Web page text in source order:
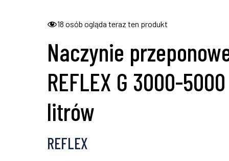
18 osób ogląda teraz ten produkt
Naczynie
REFLEX G 3000-5000
litrów
REFLEX